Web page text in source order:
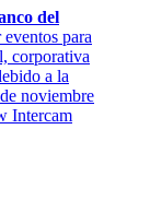
del
para
corporativa
a la
noviembre
Intercam